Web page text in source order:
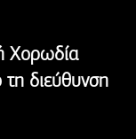
Χορωδία
διεύθυνση